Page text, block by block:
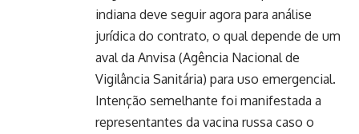
indiana deve seguir agora para análise
jurídica do contrato, o qual depende de um
aval da Anvisa (Agência Nacional de
Vigilância Sanitária) para uso emergencial.
Intenção semelhante foi manifestada a
representantes da vacina russa caso o